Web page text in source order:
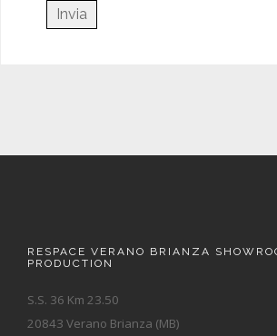
RESPACE VERANO BRIANZA
PRODUCTION
S.S. 36 Km 23.50
20843 Verano Brianza (MB)